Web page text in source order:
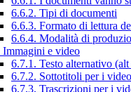
6.6.2. Tipi di documenti
6.6.3. Formato di lettura
6.6.4. Modalità di
Immagini e video
6.7.1. Testo alternativo
6.7.2. Sottotitoli per i video
6.7.3. Trascrizioni per i